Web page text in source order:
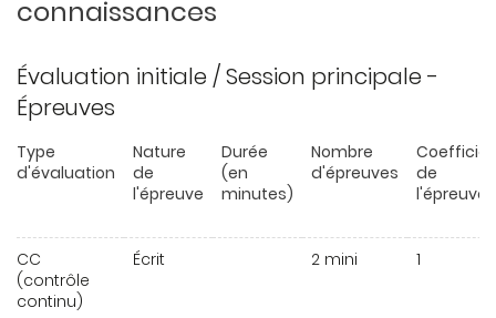
connaissances
Évaluation initiale / Session principale -
Épreuves
Type
d'évaluation
Nature
de
l'épreuve
Durée
(en
minutes)
Nombre
d'épreuves
de
l'épreuve
CC
(contrôle
continu)
Écrit 2 mini 1